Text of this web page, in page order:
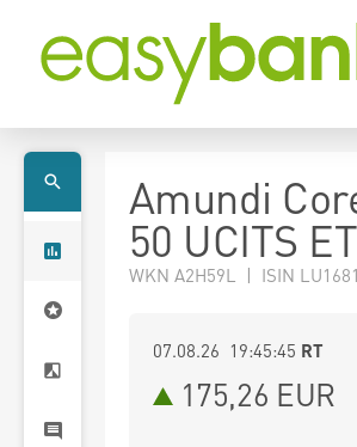
Amundi
50 UCITS
WKN A2H59L | ISIN
07.08.26 19:45:45 RT
175,26 EUR